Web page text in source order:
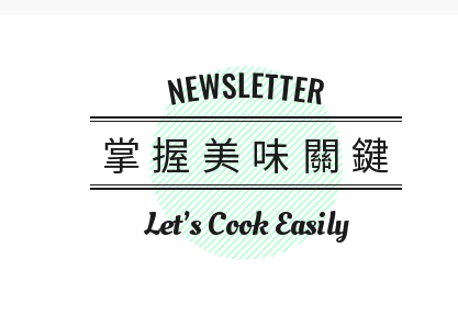
NEWSLETTER
掌握美味關鍵
Let’s Cook Easily